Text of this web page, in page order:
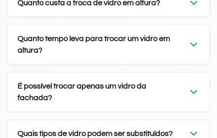
Quanto custa a troca de vidro em altura?
Quanto tempo leva para trocar um vidro em
altura?
É possível trocar apenas um vidro da
fachada?
Quais tipos de vidro podem ser substituídos?